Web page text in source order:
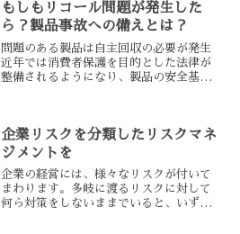
とに抱えるリスクにつ...
もしもリコール問題が発生した
ら？製品事故への備えとは？
問題のある製品は自主回収の必要が発生
近年では消費者保護を目的とした法律が
整備されるようになり、製品の安全基準
のため製品の改良ニーズも...
企業リスクを分類したリスクマネ
ジメントを
企業の経営には、様々なリスクが付いて
まわります。多岐に渡るリスクに対して
何ら対策をしないままでいると、いずれ